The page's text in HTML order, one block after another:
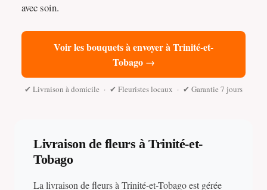
avec soin.
Voir les bouquets à envoyer à Trinité-et-
Tobago →
✔ Livraison à domicile · ✔ Fleuristes locaux · ✔ Garantie 7 jours
Livraison de fleurs à Trinité-et-
Tobago
La livraison de fleurs à Trinité-et-Tobago est gérée